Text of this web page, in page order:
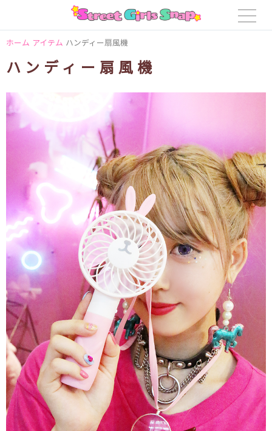
ホーム アイテム ハンディー扇風機
ハンディー扇風機